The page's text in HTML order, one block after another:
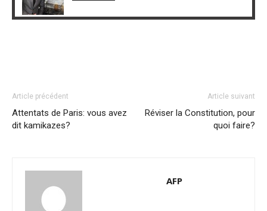
Article précédent
Attentats de Paris: vous avez
dit kamikazes?
Article suivant
Réviser la Constitution, pour
quoi faire?
AFP